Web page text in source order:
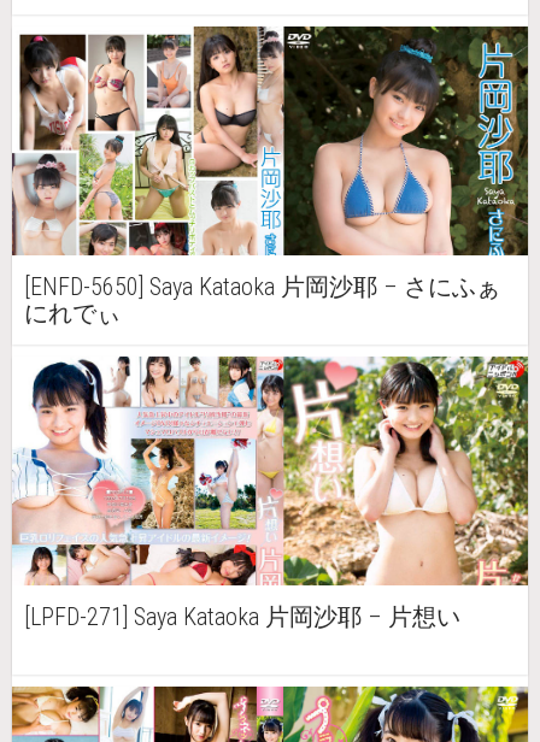
[ENFD-5650] Saya Kataoka 片岡沙耶 – さにふぁ
にれでぃ
[LPFD-271] Saya Kataoka 片岡沙耶 – 片想い